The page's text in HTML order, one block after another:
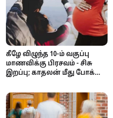
கீழே விழுந்த 10-ம் வகுப்பு
மாணவிக்கு பிரசவம் - சிசு
இறப்பு; காதலன் மீது போக்சோ